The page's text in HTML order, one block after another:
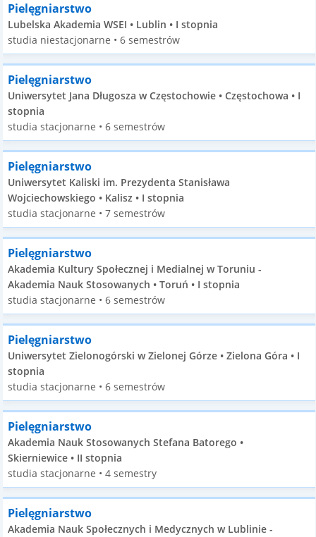
Pielęgniarstwo
Lubelska Akademia WSEI • Lublin • I stopnia
studia niestacjonarne • 6 semestrów
Pielęgniarstwo
Uniwersytet Jana Długosza w Częstochowie • Częstochowa • I
stopnia
studia stacjonarne • 6 semestrów
Pielęgniarstwo
Uniwersytet Kaliski im. Prezydenta Stanisława
Wojciechowskiego • Kalisz • I stopnia
studia stacjonarne • 7 semestrów
Pielęgniarstwo
Akademia Kultury Społecznej i Medialnej w Toruniu -
Akademia Nauk Stosowanych • Toruń • I stopnia
studia stacjonarne • 6 semestrów
Pielęgniarstwo
Uniwersytet Zielonogórski w Zielonej Górze • Zielona Góra • I
stopnia
studia stacjonarne • 6 semestrów
Pielęgniarstwo
Akademia Nauk Stosowanych Stefana Batorego •
Skierniewice • II stopnia
studia stacjonarne • 4 semestry
Pielęgniarstwo
Akademia Nauk Społecznych i Medycznych w Lublinie -